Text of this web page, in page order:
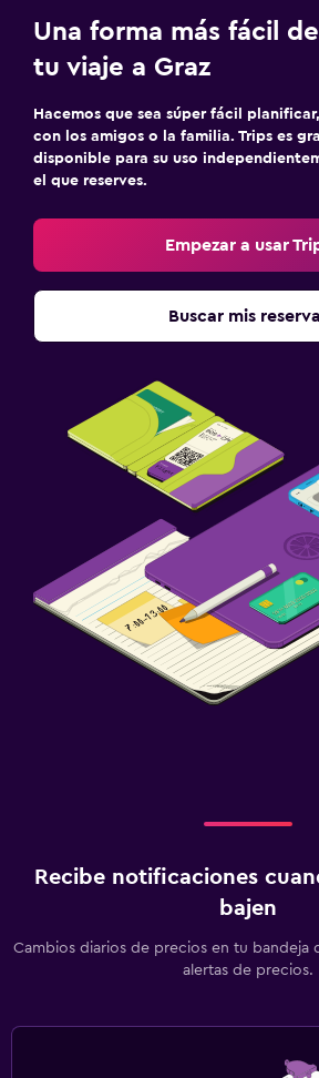
Una forma más fácil
tu viaje a Graz
Hacemos que sea súper fácil
con los amigos o la familia. Trips es
disponible para su uso
el que reserves.
Empezar a usar
Buscar mis
Recibe notificaciones
bajen
Cambios diarios de precios en tu bandeja
alertas de precios.